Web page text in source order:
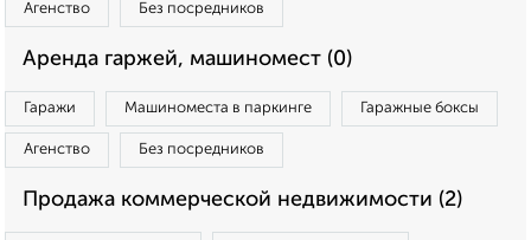
Агенство Без посредников
Аренда гаржей, машиномест (0)
Гаражи Машиноместа в паркинге Гаражные боксы
Агенство Без посредников
Продажа коммерческой недвижимости (2)